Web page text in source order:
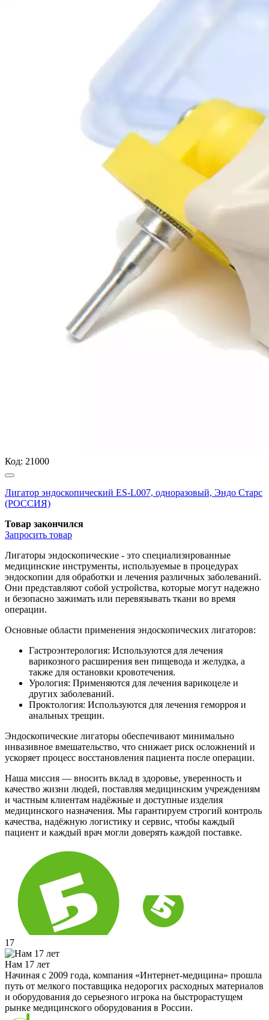
Код: 21000
Лигатор эндоскопический ES-L007, одноразовый, Эндо Старс
(РОССИЯ)
Товар закончился
Запросить товар
Лигаторы эндоскопические - это специализированные
медицинские инструменты, используемые в процедурах
эндоскопии для обработки и лечения различных заболеваний.
Они представляют собой устройства, которые могут надежно
и безопасно зажимать или перевязывать ткани во время
операции.
Основные области применения эндоскопических лигаторов:
Гастроэнтерология: Используются для лечения
варикозного расширения вен пищевода и желудка, а
также для остановки кровотечения.
Урология: Применяются для лечения варикоцеле и
других заболеваний.
Проктология: Используются для лечения геморроя и
анальных трещин.
Эндоскопические лигаторы обеспечивают минимально
инвазивное вмешательство, что снижает риск осложнений и
ускоряет процесс восстановления пациента после операции.
Наша миссия — вносить вклад в здоровье, уверенность и
качество жизни людей, поставляя медицинским учреждениям
и частным клиентам надёжные и доступные изделия
медицинского назначения. Мы гарантируем строгий контроль
качества, надёжную логистику и сервис, чтобы каждый
пациент и каждый врач могли доверять каждой поставке.
17
Нам 17 лет
Начиная с 2009 года, компания «Интернет-медицина» прошла
путь от мелкого поставщика недорогих расходных материалов
и оборудования до серьезного игрока на быстрорастущем
рынке медицинского оборудования в России.